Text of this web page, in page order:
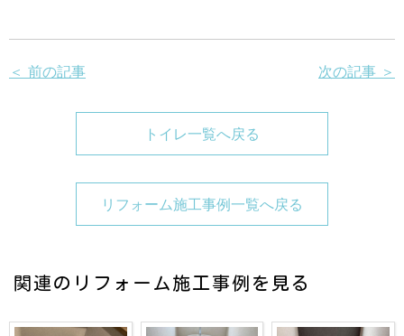
＜ 前の記事 次の記事 ＞
トイレ一覧へ戻る
リフォーム施工事例一覧へ戻る
関連のリフォーム施工事例を見る